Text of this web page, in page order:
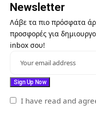
Newsletter
Λάβε τα πιο πρόσφατα
προσφορές για
inbox σου!
I have read and